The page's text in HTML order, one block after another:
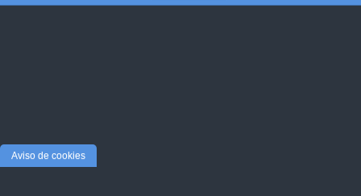
Aviso de cookies